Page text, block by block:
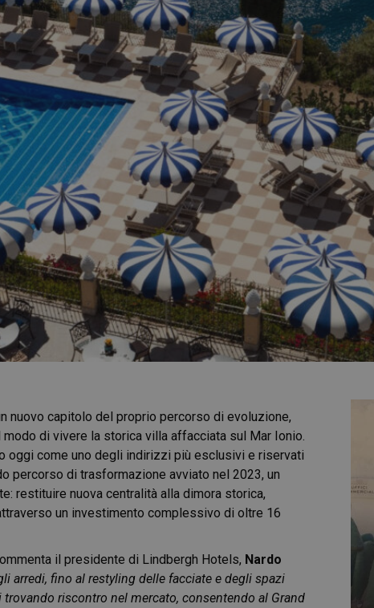
nuovo capitolo del proprio percorso di evoluzione,
di vivere la storica villa affacciata sul Mar Ionio.
oggi come uno degli indirizzi più esclusivi e riservati
percorso di trasformazione avviato nel 2023, un
restituire nuova centralità alla dimora storica,
un investimento complessivo di oltre 16
il presidente di Lindbergh Hotels, Nardo
arredi, fino al restyling delle facciate e degli spazi
riscontro nel mercato, consentendo al Grand